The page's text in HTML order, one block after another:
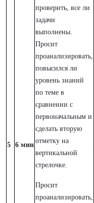
5 6 мин
проверить, все ли
задачи
выполнены.
Просит
проанализировать,
повысился ли
уровень знаний
по теме в
сравнении с
первоначальным и
сделать вторую
отметку на
вертикальной
стрелочке.
Просит
проанализировать,